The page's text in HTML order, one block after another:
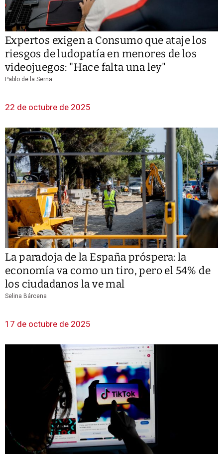
Expertos exigen a Consumo que ataje los
riesgos de ludopatía en menores de los
videojuegos: "Hace falta una ley"
Pablo de la Serna
22 de octubre de 2025
La paradoja de la España próspera: la
economía va como un tiro, pero el 54% de
los ciudadanos la ve mal
Selina Bárcena
17 de octubre de 2025